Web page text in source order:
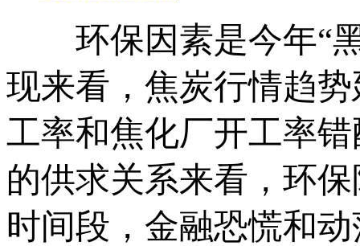
环保因素是今年“黑
现来看，焦炭行情趋
工率和焦化厂开工率
的供求关系来看，环
时间段，金融恐慌和